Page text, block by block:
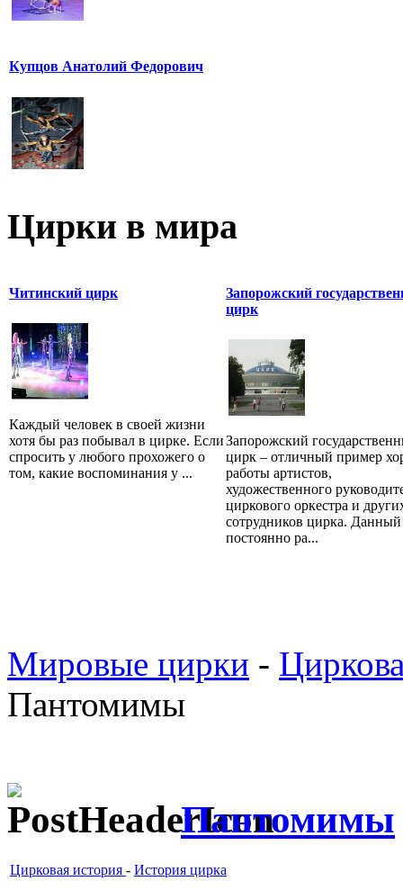
Купцов Анатолий Федорович
Цирки в мира
Читинский цирк
Каждый человек в своей жизни
хотя бы раз побывал в цирке. Если
спросить у любого прохожего о
том, какие воспоминания у ...
Запорожский
цирк
Запорожский
цирк – отличный пример
работы артистов,
художественного
циркового оркестра и
сотрудников цирка.
постоянно ра...
Мировые цирки -
Пантомимы
Пантомимы
Цирковая история - История цирка